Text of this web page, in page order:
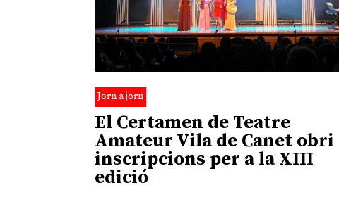
Jorn a jorn
El Certamen de Teatre
Amateur Vila de Canet obri
inscripcions per a la XIII
edició